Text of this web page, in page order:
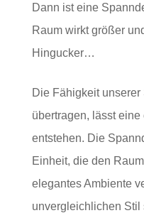
Dann ist eine
Raum wirkt größer
Hingucker…
Die Fähigkeit
übertragen, lässt
entstehen. Die
Einheit, die den
elegantes Ambiente
unvergleichlichen Stil